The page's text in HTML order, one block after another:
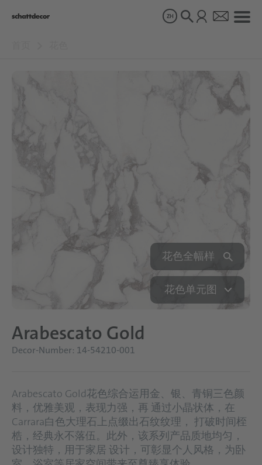
产品
关于我们
职业生涯
ZH
花色全幅样
花色单元图
Arabescato Gold
Decor-Number: 14-54210-001
Arabescato Gold花色综合运用金、银、青铜三色颜
料，优雅美观，表现力强，再 通过小晶状体，在
Carrara白色大理石上点缀出石纹纹理， 打破时间桎
梏，经典永不落伍。此外，该系列产品质地均匀，
设计独特，用于家居 设计，可彰显个人风格，为卧